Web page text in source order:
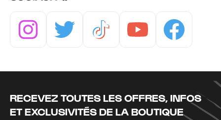
RECEVEZ TOUTES LES OFFRES, INFOS
ET EXCLUSIVITÉS DE LA BOUTIQUE